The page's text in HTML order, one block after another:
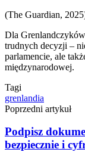
(The Guardian,
Dla
trudnych decyzji –
parlamencie, ale
międzynarodowej.
Tagi
grenlandia
Poprzedni artykuł
Podpisz
bezpiecznie i